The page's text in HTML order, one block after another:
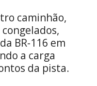
caminhão,
BR-116 em
a carga
da pista.